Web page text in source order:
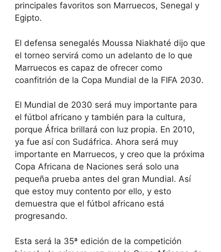
principales favoritos son Marruecos, Senegal y
Egipto.
El defensa senegalés Moussa Niakhaté dijo que
el torneo servirá como un adelanto de lo que
Marruecos es capaz de ofrecer como
coanfitrión de la Copa Mundial de la FIFA 2030.
El Mundial de 2030 será muy importante para
el fútbol africano y también para la cultura,
porque África brillará con luz propia. En 2010,
ya fue así con Sudáfrica. Ahora será muy
importante en Marruecos, y creo que la próxima
Copa Africana de Naciones será solo una
pequeña prueba antes del gran Mundial. Así
que estoy muy contento por ello, y esto
demuestra que el fútbol africano está
progresando.
Esta será la 35ª edición de la competición